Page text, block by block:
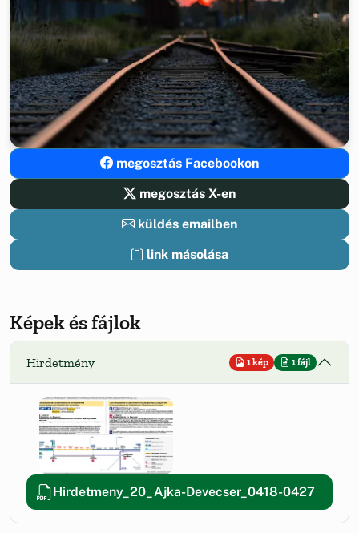
megosztás Facebookon
megosztás X-en
küldés emailben
link másolása
Képek és fájlok
Hirdetmény 1 kép 1 fájl
Hirdetmeny_20_Ajka-Devecser_0418-0427